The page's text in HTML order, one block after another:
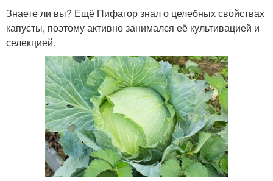
Знаете ли вы? Ещё Пифагор знал о целебных свойствах
капусты, поэтому активно занимался её культивацией и
селекцией.